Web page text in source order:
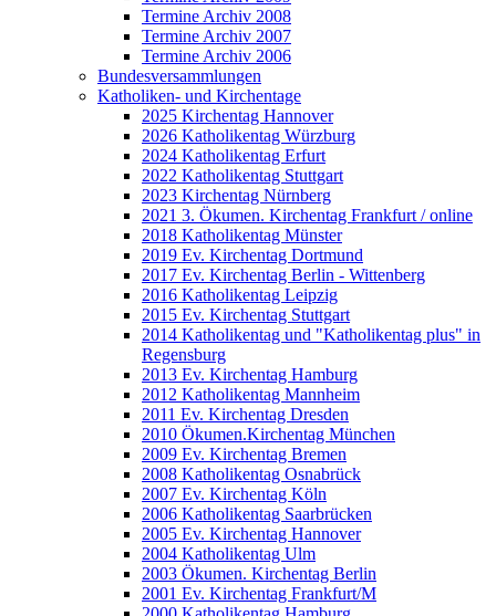
Termine Archiv 2008
Termine Archiv 2007
Termine Archiv 2006
Bundesversammlungen
Katholiken- und Kirchentage
2025 Kirchentag Hannover
2026 Katholikentag Würzburg
2024 Katholikentag Erfurt
2022 Katholikentag Stuttgart
2023 Kirchentag Nürnberg
2021 3. Ökumen. Kirchentag Frankfurt / online
2018 Katholikentag Münster
2019 Ev. Kirchentag Dortmund
2017 Ev. Kirchentag Berlin - Wittenberg
2016 Katholikentag Leipzig
2015 Ev. Kirchentag Stuttgart
2014 Katholikentag und "Katholikentag plus" in
Regensburg
2013 Ev. Kirchentag Hamburg
2012 Katholikentag Mannheim
2011 Ev. Kirchentag Dresden
2010 Ökumen.Kirchentag München
2009 Ev. Kirchentag Bremen
2008 Katholikentag Osnabrück
2007 Ev. Kirchentag Köln
2006 Katholikentag Saarbrücken
2005 Ev. Kirchentag Hannover
2004 Katholikentag Ulm
2003 Ökumen. Kirchentag Berlin
2001 Ev. Kirchentag Frankfurt/M